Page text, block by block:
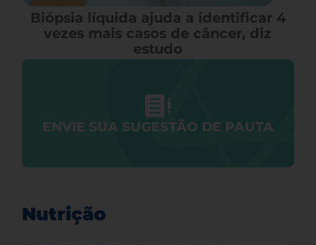
Biópsia líquida ajuda a identificar 4
vezes mais casos de câncer, diz
estudo
ENVIE SUA SUGESTÃO DE PAUTA
Nutrição